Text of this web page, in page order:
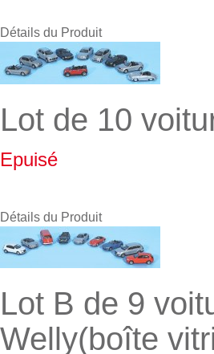
Détails du Produit
Lot de 10
Epuisé
Détails du Produit
Lot B de 9
Welly(boîte